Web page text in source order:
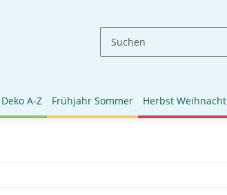
A-Z Frühjahr Sommer Herbst